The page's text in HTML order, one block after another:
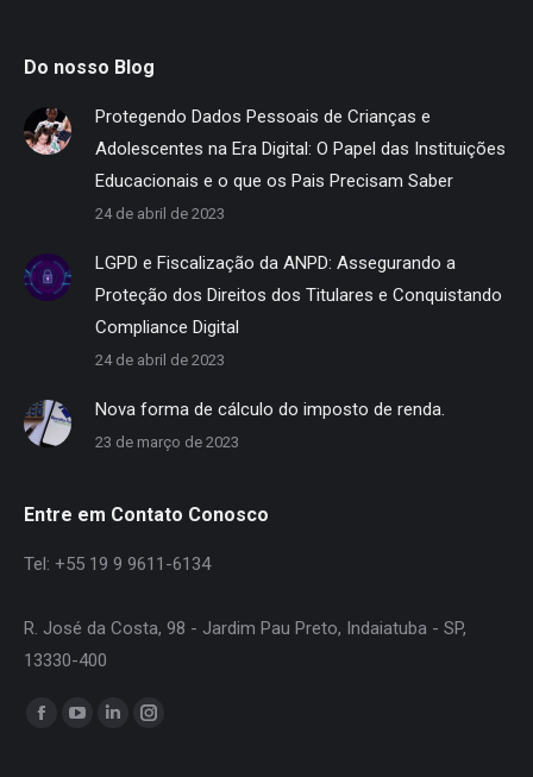
Do nosso Blog
Protegendo Dados Pessoais de Crianças e
Adolescentes na Era Digital: O Papel das Instituições
Educacionais e o que os Pais Precisam Saber
24 de abril de 2023
LGPD e Fiscalização da ANPD: Assegurando a
Proteção dos Direitos dos Titulares e Conquistando
Compliance Digital
24 de abril de 2023
Nova forma de cálculo do imposto de renda.
23 de março de 2023
Entre em Contato Conosco
Tel: +55 19 9 9611-6134
R. José da Costa, 98 - Jardim Pau Preto, Indaiatuba - SP,
13330-400
Encontre-nos em:
FacebookYouTubeLinkedinInstagram